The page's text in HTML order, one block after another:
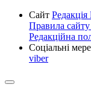
Сайт Редакція
Правила сайту
Редакційна
Соціальні
viber